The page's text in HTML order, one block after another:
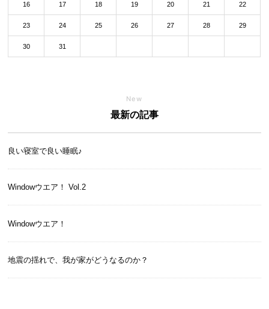
16 17 18 19 20 21 22
23 24 25 26 27 28 29
30 31
New
最新の記事
良い寝室で良い睡眠♪
Windowウエア！ Vol.2
Windowウエア！
地震の揺れで、我が家がどうなるのか？